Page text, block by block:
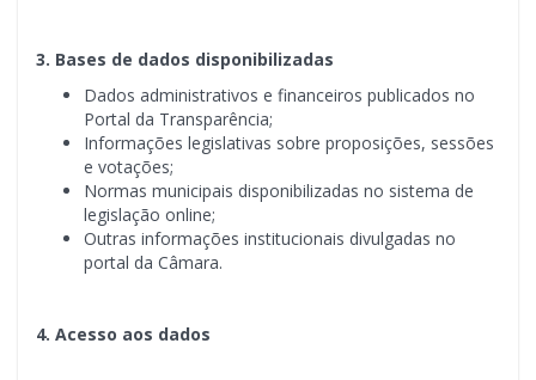
3. Bases de dados disponibilizadas
Dados administrativos e financeiros publicados no
Portal da Transparência;
Informações legislativas sobre proposições, sessões
e votações;
Normas municipais disponibilizadas no sistema de
legislação online;
Outras informações institucionais divulgadas no
portal da Câmara.
4. Acesso aos dados